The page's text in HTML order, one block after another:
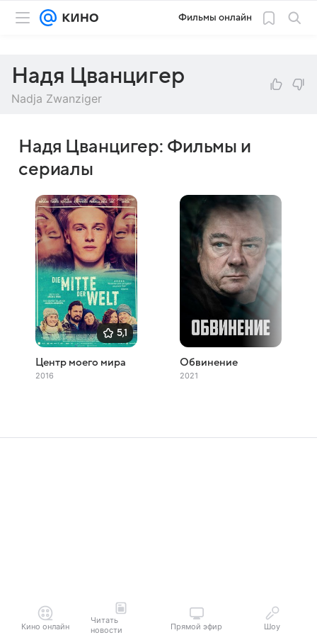
Фильмы онлайн
Надя Цванцигер
Nadja Zwanziger
Надя Цванцигер: Фильмы и
сериалы
5,1
Центр моего мира
2016
Обвинение
2021
Кино онлайн
Читать
новости
Прямой эфир Шоу